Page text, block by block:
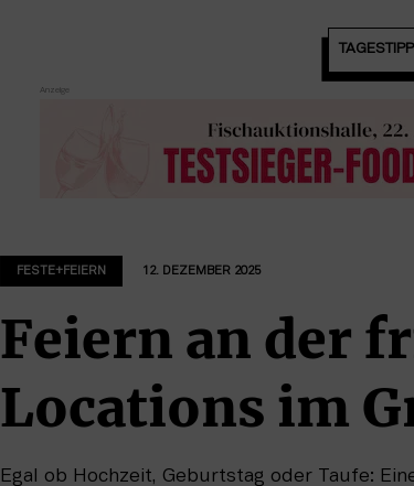
FESTE+FEIERN 12. DEZEMBER 2025
Feiern an der
Locations im
Egal ob Hochzeit, Geburtstag oder Taufe: